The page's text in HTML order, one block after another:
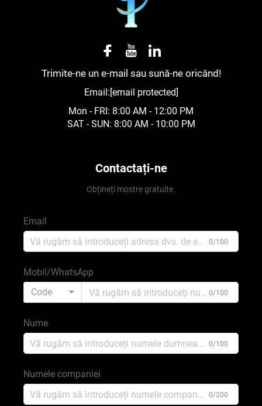
Trimite-ne un e-mail sau sună-ne oricând!
Email:[email protected]
Mon - FRI: 8:00 AM - 12:00 PM
SAT - SUN: 8:00 AM - 10:00 PM
Contactați-ne
Obțineți mostre gratuite.
Email
0/100
Mobil/WhatsApp
Code
0/100
Nume
0/100
Numele companiei
0/200